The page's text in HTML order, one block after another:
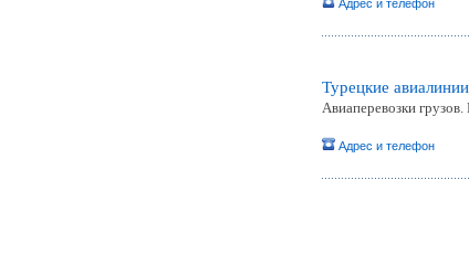
Адрес и телефон
Турецкие
Авиаперевозки
Адрес и телефон